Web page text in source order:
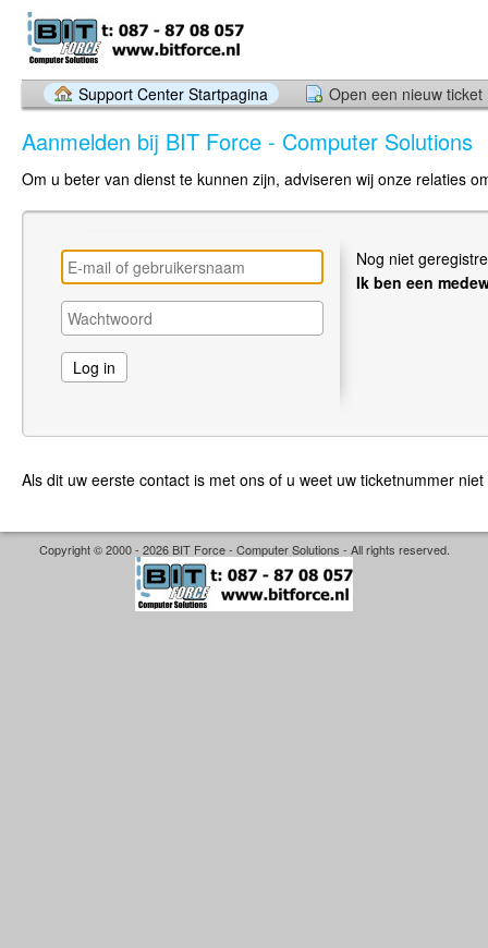
Support Center Startpagina Open een nieuw ticket
Aanmelden bij BIT Force - Computer Solutions
Om u beter van dienst te kunnen zijn, adviseren wij onze relaties
Nog niet
Ik ben een
Als dit uw eerste contact is met ons of u weet uw ticketnummer
Copyright © 2000 - 2026 BIT Force - Computer Solutions - All rights reserved.